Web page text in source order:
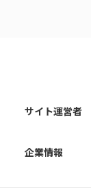
サイト運営者
企業情報